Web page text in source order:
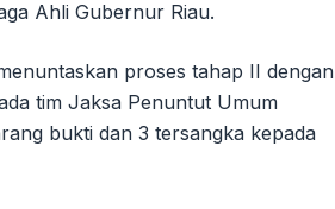
Ahli Gubernur Riau.
proses tahap II dengan
tim Jaksa Penuntut Umum
bukti dan 3 tersangka kepada